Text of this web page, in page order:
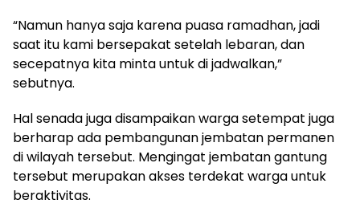
“Namun hanya saja karena puasa ramadhan, jadi
saat itu kami bersepakat setelah lebaran, dan
secepatnya kita minta untuk di jadwalkan,”
sebutnya.
Hal senada juga disampaikan warga setempat juga
berharap ada pembangunan jembatan permanen
di wilayah tersebut. Mengingat jembatan gantung
tersebut merupakan akses terdekat warga untuk
beraktivitas.